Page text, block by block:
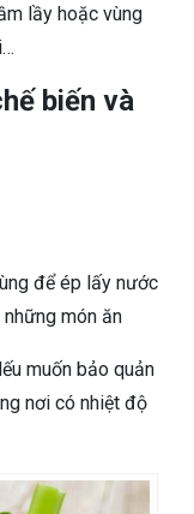
lầy hoặc vùng
biến và
để ép lấy nước
món ăn
muốn bảo quản
nơi có nhiệt độ